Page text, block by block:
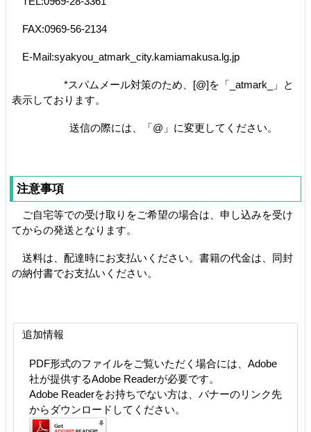
FAX:0969-56-2134
E-Mail:syakyou_atmark_city.kamiamakusa.lg.jp
*スパムメール対策のため、[@]を「_atmark_」と
表示しております。
送信の際には、「@」に変更してください。
注意事項
ご自宅等での受け取りをご希望の場合は、申し込みを受け
てからの発送となります。
送料は、配達時にお支払いください。書籍の代金は、同封
の納付書でお支払いください。
追加情報
PDF形式のファイルをご覧いただく場合には、Adobe
社が提供するAdobe Readerが必要です。
Adobe Readerをお持ちでない方は、バナーのリンク先
からダウンロードしてください。